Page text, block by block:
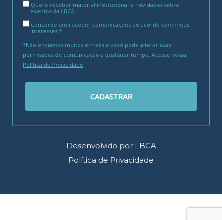
Quero receber material institucional e novidades sobre
eventos da LBCA
Concordo em receber comunicações de acordo com meus
interesses.*
*Não enviamos muitos e-mails e você pode alterar suas
permissões de comunicação a qualquer tempo. Acesse nossa
Política de Privacidade.
CADASTRAR
Desenvolvido por LBCA
Política de Privacidade